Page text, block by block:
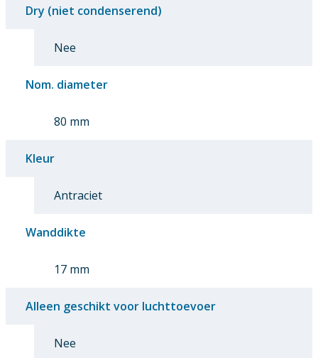
Dry (niet condenserend)
Nee
Nom. diameter
80 mm
Kleur
Antraciet
Wanddikte
17 mm
Alleen geschikt voor luchttoevoer
Nee